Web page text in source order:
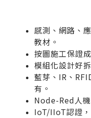
感測、網路、
教材。
按圖施工保證
模組化設計好
藍芽、IR、
有。
Node-Red人
IoT/IIoT認證，